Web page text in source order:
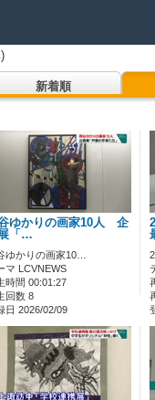
新着順
ゆかりの画家10人 企
「…
ゆかりの画家10…
マ LCVNEWS
時間 00:01:27
回数 8
日 2026/02/09